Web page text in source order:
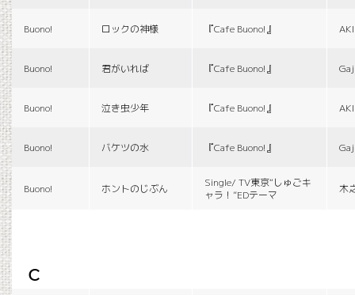
Buono! ロックの神様 『Cafe Buono!』
Buono! 君がいれば 『Cafe Buono!』
Buono! 泣き虫少年 『Cafe Buono!』
Buono! バケツの水 『Cafe Buono!』
Buono! ホントのじぶん
Single/ TV東京“しゅごキ
ャラ！”EDテーマ
木
c